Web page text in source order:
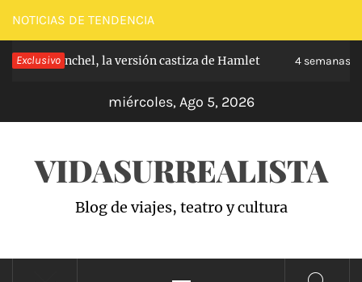
Saltar
al
contenido
NOTICIAS DE TENDENCIA
Exclusivo
Carabanchel, la versión castiza de Hamlet 4 semanas
miércoles, Ago 5, 2026
VIDASURREALISTA
Blog de viajes, teatro y cultura